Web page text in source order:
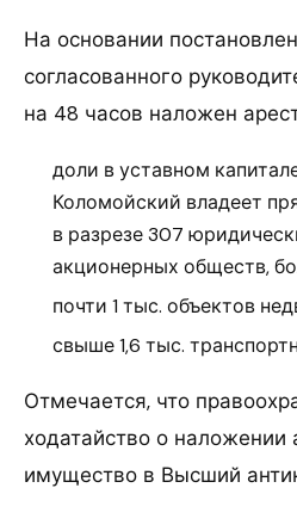
На основании
согласованного
на 48 часов наложен
доли в уставном
Коломойский владеет
в разрезе 307
акционерных обществ,
почти 1 тыс. объектов
свыше 1,6 тыс.
Отмечается, что
ходатайство о наложении
имущество в Высший